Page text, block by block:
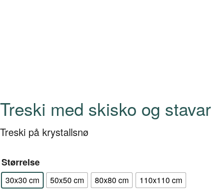
Treski med skisko og stavar
Treski på krystallsnø
Størrelse
30x30 cm 50x50 cm 80x80 cm 110x110 cm